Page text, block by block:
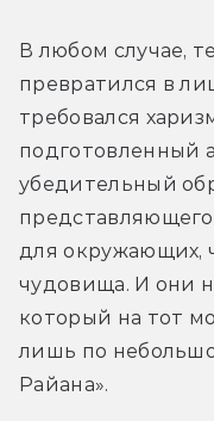
В любом случае,
превратился в
требовался
подготовленный
убедительный
для окружающих,
чудовища. И они
который на тот
лишь по
Райана».